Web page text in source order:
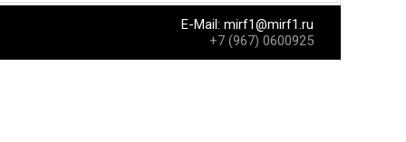
E-Mail: mirf1@mirf1.ru
+7 (967) 0600925